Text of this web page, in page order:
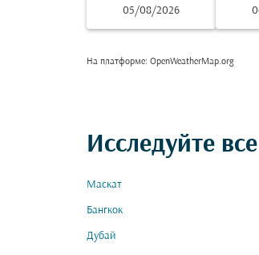
05/08/2026
На платформе: OpenWeatherMap.org
Исследуйте
Маскат
Бангкок
Дубай